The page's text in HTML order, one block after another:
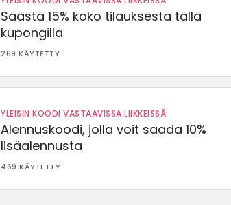
Säästä 15% koko tilauksesta tällä
kupongilla
269 KÄYTETTY
YLEISIN KOODI VASTAAVISSA LIIKKEISSÄ
Alennuskoodi, jolla voit saada 10%
lisäalennusta
469 KÄYTETTY